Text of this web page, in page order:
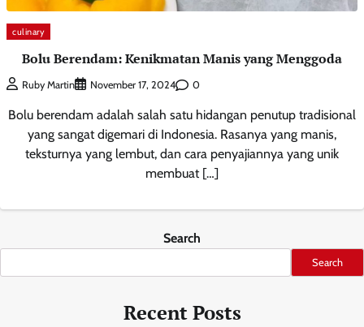
culinary
Bolu Berendam: Kenikmatan Manis yang Menggoda
Ruby Martin November 17, 2024 0
Bolu berendam adalah salah satu hidangan penutup tradisional
yang sangat digemari di Indonesia. Rasanya yang manis,
teksturnya yang lembut, dan cara penyajiannya yang unik
membuat […]
Search
Search
Recent Posts